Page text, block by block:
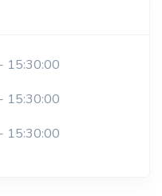
15:30:00
15:30:00
15:30:00